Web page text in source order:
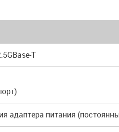
T
адаптера питания